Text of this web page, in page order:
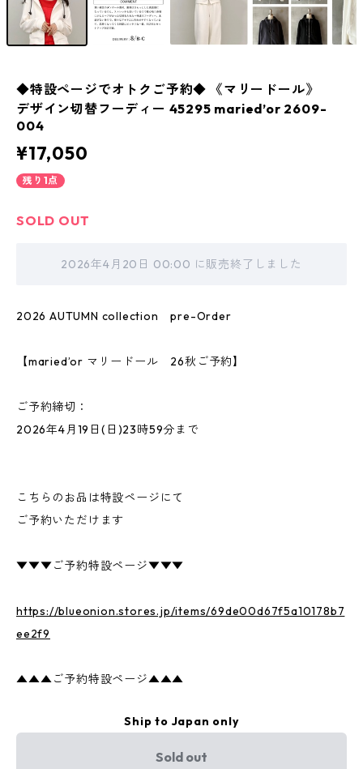
◆特設ページでオトクご予約◆ 《マリードール》
デザイン切替フーディー 45295 maried’or 2609-
004
¥17,050
残り1点
SOLD OUT
2026年4月20日 00:00 に販売終了しました
2026 AUTUMN collection pre-Order
【maried’or マリードール 26秋ご予約】
ご予約締切：
2026年4月19日(日)23時59分まで
こちらのお品は特設ページにて
ご予約いただけます
▼▼▼ご予約特設ページ▼▼▼
https://blueonion.stores.jp/items/69de00d67f5a10178b7
ee2f9
▲▲▲ご予約特設ページ▲▲▲
Ship to Japan only
Sold out